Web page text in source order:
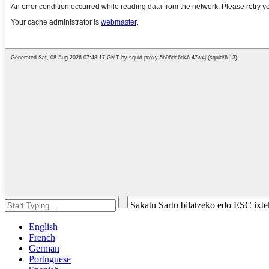
Sakatu Sartu bilatzeko edo ESC
English
French
German
Portuguese